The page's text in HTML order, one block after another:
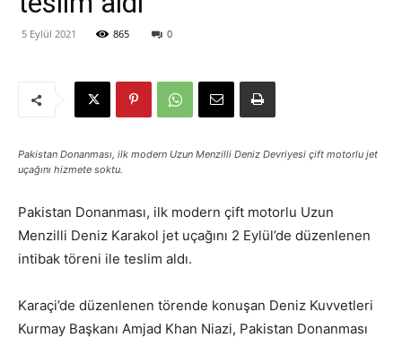
5 Eylül 2021 865 0
Pakistan Donanması, ilk modern Uzun Menzilli Deniz Devriyesi çift motorlu jet
uçağını hizmete soktu.
Pakistan Donanması, ilk modern çift motorlu Uzun
Menzilli Deniz Karakol jet uçağını 2 Eylül’de düzenlenen
intibak töreni ile teslim aldı.
Karaçi’de düzenlenen törende konuşan Deniz Kuvvetleri
Kurmay Başkanı Amjad Khan Niazi, Pakistan Donanması